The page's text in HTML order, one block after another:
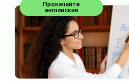
Прокачайте
английский